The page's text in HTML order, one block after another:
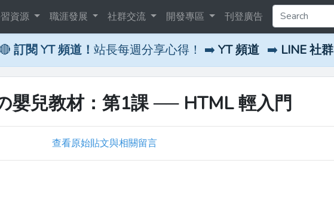
資源 職涯發展 社群交流 開發專區 刊登廣告
🔴 訂閱 YT 頻道！ 站長每週分享心得！ ➡️ YT 頻道 ➡️ LINE 社群
嬰兒教材：第1課 ── HTML 輕入門
查看原始貼文與相關留言